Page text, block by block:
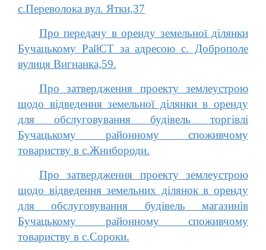
с.Переволока вул. Ятки,37
Про передачу в оренду земельної ділянки
Бучацькому РайСТ за адресою с. Доброполе
вулиця Вигнанка,59.
Про затвердження проекту землеустрою
щодо відведення земельної ділянки в оренду
для обслуговування будівель торгівлі
Бучацькому районному споживчому
товариству в с.Жнибороди.
Про затвердження проекту землеустрою
щодо відведення земельних ділянок в оренду
для обслуговування будівель магазинів
Бучацькому районному споживчому
товариству в с.Сороки.